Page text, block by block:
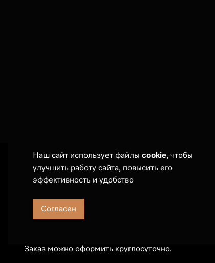
Наш сайт использует файлы cookie, чтобы
улучшить работу сайта, повысить его
эффективность и удобство
Согласен
Телефон: 7 (495) 789 19 55
Заказ можно оформить круглосуточно.
Оплата и